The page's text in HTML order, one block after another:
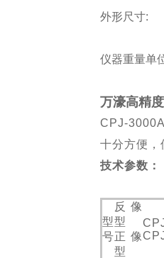
外形尺寸:
仪器重量单
万濠高精
CPJ-
十分方便，
技术参数：
型
号
反像
型
正像
型